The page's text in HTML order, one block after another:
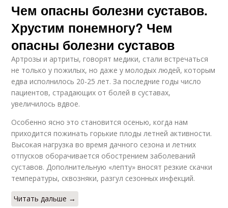
Чем опасны болезни суставов.
Хрустим понемногу? Чем
опасны болезни суставов
Артрозы и артриты, говорят медики, стали встречаться
не только у пожилых, но даже у молодых людей, которым
едва исполнилось 20-25 лет. За последние годы число
пациентов, страдающих от болей в суставах,
увеличилось вдвое.
Особенно ясно это становится осенью, когда нам
приходится пожинать горькие плоды летней активности.
Высокая нагрузка во время дачного сезона и летних
отпусков оборачивается обострением заболеваний
суставов. Дополнительную «лепту» вносят резкие скачки
температуры, сквозняки, разгул сезонных инфекций.
Читать дальше →